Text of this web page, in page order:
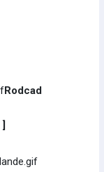
Rodcad